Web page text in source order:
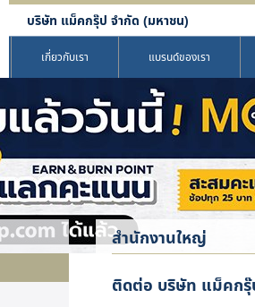
บริษัท แม็คกรุ๊ป จำกัด (มหาชน)
เกี่ยวกับเรา แบรนด์ของเรา
สำนักงานใหญ่
ติดต่อ บริษัท แม็คกรุ๊